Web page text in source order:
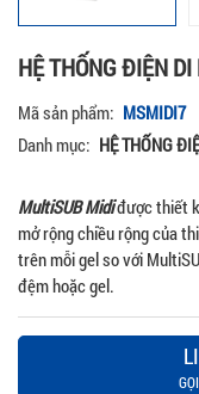
HỆ THỐNG ĐIỆN
Mã sản phẩm: MSMIDI7
Danh mục: HỆ THỐNG
MultiSUB Midiđược thiết
mở rộng chiều rộng của
trên mỗi gel so với
đệm hoặc gel.